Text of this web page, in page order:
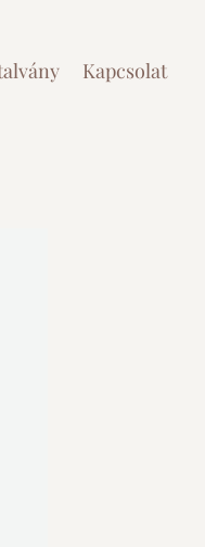
Kapcsolat